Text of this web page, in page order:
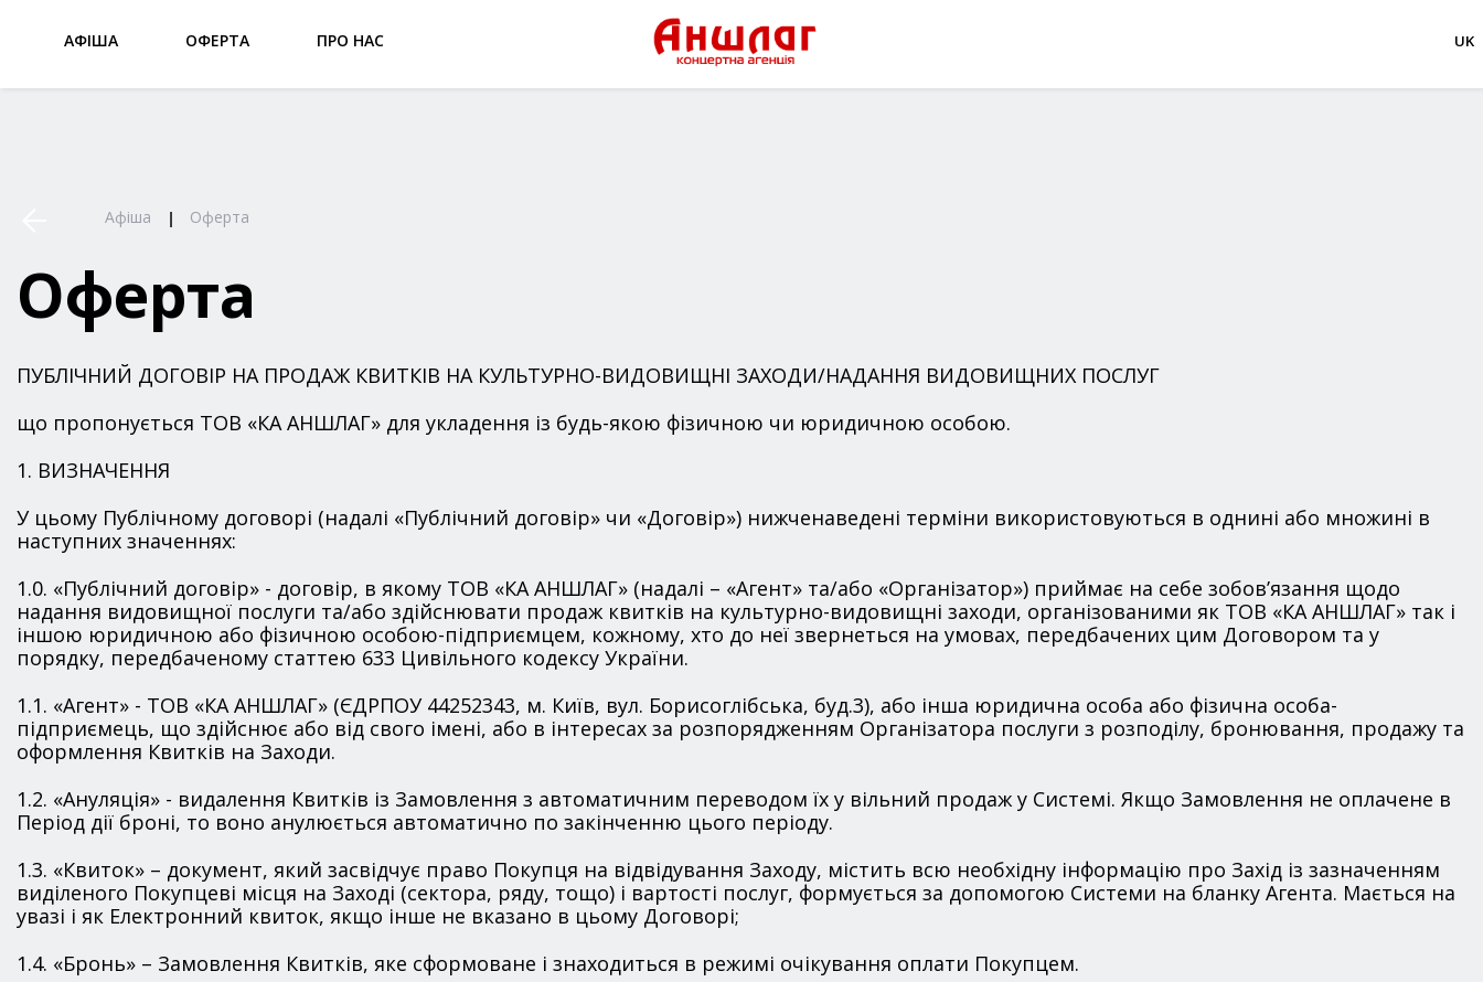
АФІША ОФЕРТА ПРО НАС UK
Афіша Оферта
Оферта
ПУБЛІЧНИЙ ДОГОВІР НА ПРОДАЖ КВИТКІВ НА КУЛЬТУРНО-ВИДОВИЩНІ ЗАХОДИ/НАДАННЯ ВИДОВИЩНИХ ПОСЛУГ
що пропонується ТОВ «КА АНШЛАГ» для укладення із будь-якою фізичною чи юридичною особою.
1. ВИЗНАЧЕННЯ
У цьому Публічному договорі (надалі «Публічний договір» чи «Договір») нижченаведені терміни використовуються в однині або множині в
наступних значеннях:
1.0. «Публічний договір» - договір, в якому ТОВ «КА АНШЛАГ» (надалі – «Агент» та/або «Організатор») приймає на себе зобов’язання щодо
надання видовищної послуги та/або здійснювати продаж квитків на культурно-видовищні заходи, організованими як ТОВ «КА АНШЛАГ» так і
іншою юридичною або фізичною особою-підприємцем, кожному, хто до неї звернеться на умовах, передбачених цим Договором та у
порядку, передбаченому статтею 633 Цивільного кодексу України.
1.1. «Агент» - ТОВ «КА АНШЛАГ» (ЄДРПОУ 44252343, м. Київ, вул. Борисоглібська, буд.3), або інша юридична особа або фізична особа-
підприємець, що здійснює або від свого імені, або в інтересах за розпорядженням Організатора послуги з розподілу, бронювання, продажу та
оформлення Квитків на Заходи.
1.2. «Ануляція» - видалення Квитків із Замовлення з автоматичним переводом їх у вільний продаж у Системі. Якщо Замовлення не оплачене в
Період дії броні, то воно анулюється автоматично по закінченню цього періоду.
1.3. «Квиток» – документ, який засвідчує право Покупця на відвідування Заходу, містить всю необхідну інформацію про Захід із зазначенням
виділеного Покупцеві місця на Заході (сектора, ряду, тощо) і вартості послуг, формується за допомогою Системи на бланку Агента. Мається на
увазі і як Електронний квиток, якщо інше не вказано в цьому Договорі;
1.4. «Бронь» – Замовлення Квитків, яке сформоване і знаходиться в режимі очікування оплати Покупцем.